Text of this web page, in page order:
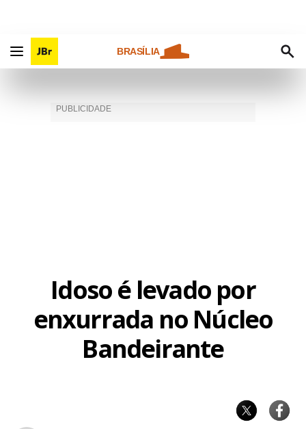
BRASÍLIA
Idoso é levado por
enxurrada no Núcleo
Bandeirante